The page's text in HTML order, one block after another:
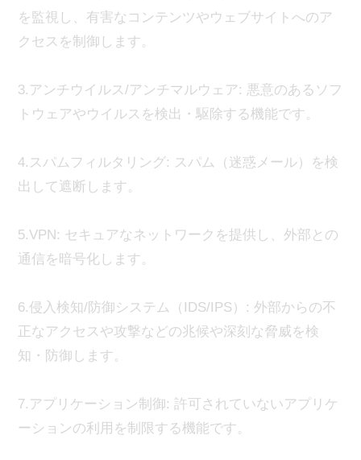
を監視し、有害なコンテンツやウェブサイトへのア
クセスを制御します。
3.アンチウイルス/アンチマルウェア: 悪意のあるソフ
トウェアやウイルスを検出・駆除する機能です。
4.スパムフィルタリング: スパム（迷惑メール）を検
出して遮断します。
5.VPN: セキュアなネットワークを提供し、外部との
通信を暗号化します。
6.侵入検知/防御システム（IDS/IPS）: 外部からの不
正なアクセスや攻撃などの兆候や深刻な脅威を検
知・防御します。
7.アプリケーション制御: 許可されていないアプリケ
ーションの利用を制限する機能です。